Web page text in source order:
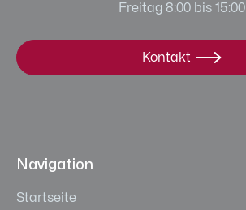
Freitag 8:00 bis 15:00
Kontakt 
Navigation
Startseite